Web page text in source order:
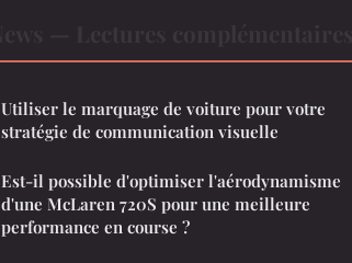
Utiliser le marquage de voiture pour votre
stratégie de communication visuelle
Est-il possible d'optimiser l'aérodynamisme
d'une McLaren 720S pour une meilleure
performance en course ?